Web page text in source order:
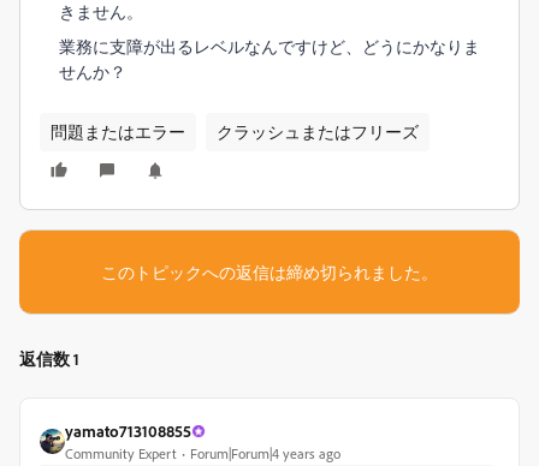
きません。
業務に支障が出るレベルなんですけど、どうにかなりま
せんか？
問題またはエラー クラッシュまたはフリーズ
このトピックへの返信は締め切られました。
返信数 1
yamato713108855
Community Expert Forum|Forum|4 years ago